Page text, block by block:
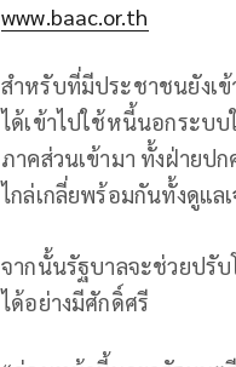
www.baac.or.th
สำหรับที่มีประชาชนยังเข้
ได้เข้าไปใช้หนี้นอกระบบ
ภาคส่วนเข้ามา ทั้งฝ่ายป
ไกล่เกลี่ยพร้อมกันทั้งดูแ
จากนั้นรัฐบาลจะช่วยปรับ
ได้อย่างมีศักดิ์ศรี